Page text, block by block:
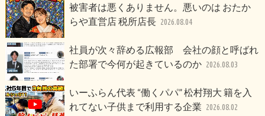
被害者は悪くありません。悪いのは おたか
らや直営店 税所店長 2026.08.04
社員が次々辞める広報部 会社の顔と呼ばれ
た部署で今何が起きているのか 2026.08.03
いーふらん代表 “働くパパ” 松村翔大 籍を入
れてない子供まで利用する企業 2026.08.02